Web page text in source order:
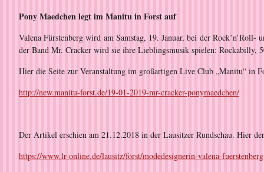
Pony Maedchen legt im Manitu in Forst auf
Valena Fürstenberg wird am Samstag, 19. Januar, bei der
der Band Mr. Cracker wird sie ihre Lieblingsmusik spielen: Rockabilly,
Hier die Seite zur Veranstaltung im großartigen Live Club „Manitu“ in
http://new.manitu-forst.de/19-01-2019-mr-cracker-ponymaedchen/
Der Artikel erschien am 21.12.2018 in der Lausitzer Rundschau. Hier
https://www.lr-online.de/lausitz/forst/modedesignerin-valena-